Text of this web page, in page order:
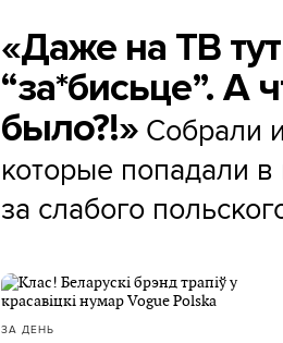
«Даже на ТВ
“за*бисьце”. А
было?!» Собрали
которые попадали
за слабого
ЗА ДЕНЬ